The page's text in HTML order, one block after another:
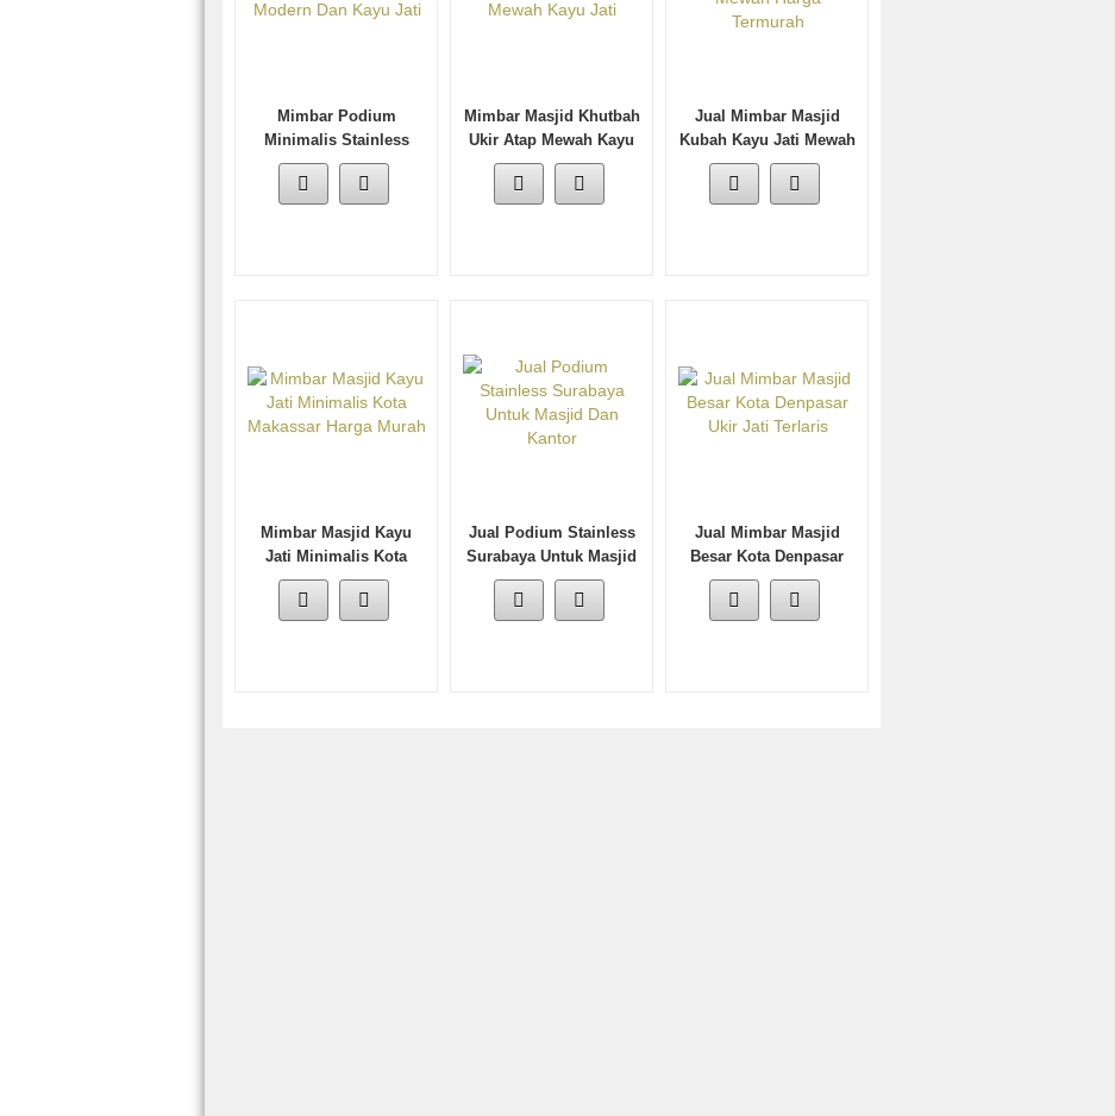
Mimbar Podium
Minimalis Stainless
Modern Dan Kayu Jati
Mimbar Masjid Khutbah
Ukir Atap Mewah Kayu
Jati
Jual Mimbar Masjid
Kubah Kayu Jati Mewah
Harga Termurah
Mimbar Masjid Kayu
Jati Minimalis Kota
Makassar Harga Murah
Jual Podium Stainless
Surabaya Untuk Masjid
Dan Kantor
Jual Mimbar Masjid
Besar Kota Denpasar
Ukir Jati Terlaris